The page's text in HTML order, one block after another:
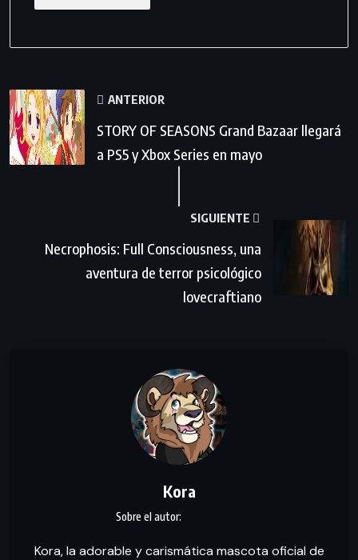
ANTERIOR
STORY OF SEASONS Grand Bazaar llegará
a PS5 y Xbox Series en mayo
SIGUIENTE
Necrophosis: Full Consciousness, una
aventura de terror psicológico
lovecraftiano
Kora
Kora, la adorable y carismática mascota oficial de